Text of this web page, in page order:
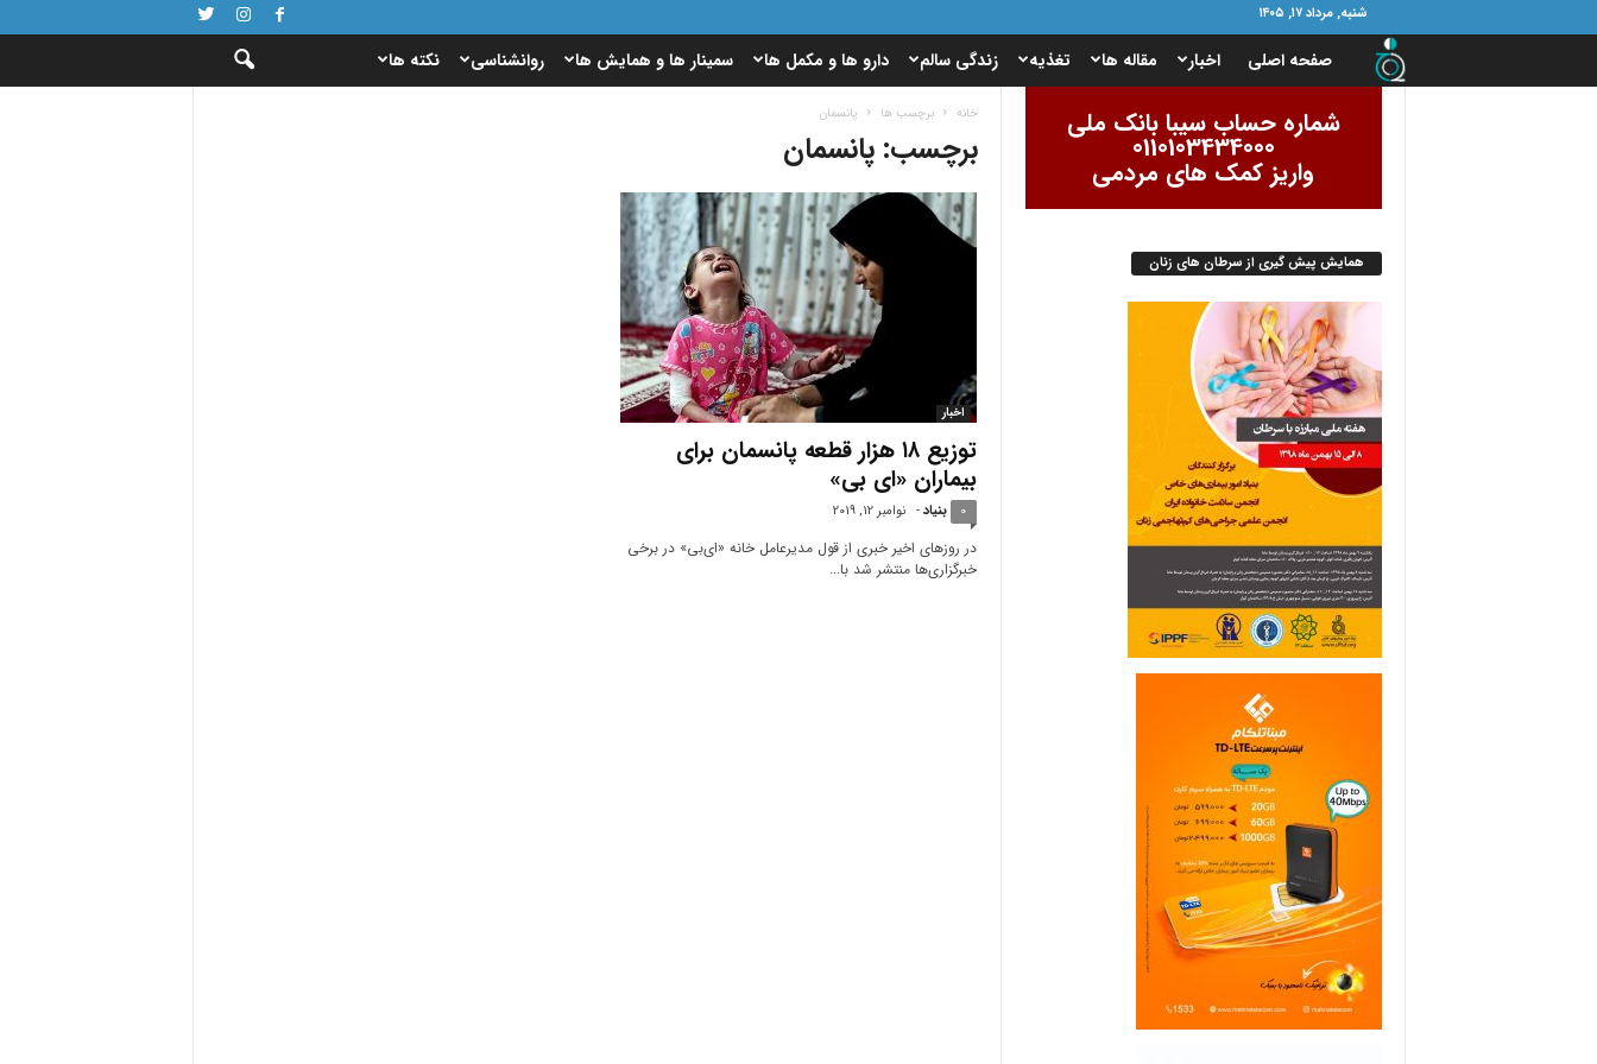
شنبه, مرداد ۱۷, ۱۴۰۵
ا
د
م
و
ر
ی
م
ی
ا
خ
صفحه اصلی اخبار مقاله ها تغذیه زندگی سالم دارو ها و مکمل ها سمینار ها و همایش ها روانشناسی نکته ها
خانه برچسب ها پانسمان
برچسب: پانسمان
اخبار
توزیع ۱۸ هزار قطعه پانسمان برای
بیماران «ای ‌بی»
بنیاد - نوامبر 12, 2019 0
در روزهای اخیر خبری از قول مدیرعامل خانه‌ «ای‌بی‌» در برخی
خبرگزاری‌ها منتشر شد با...
شماره حساب سیبا بانک ملی
0110103434000
واریز کمک های مردمی
همایش پیش گیری از سرطان های زنان